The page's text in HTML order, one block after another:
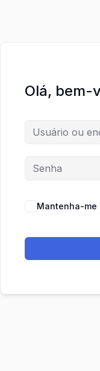
Olá, bem-
Mantenha-me